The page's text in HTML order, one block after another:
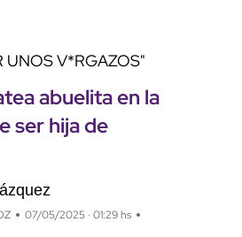
UNOS V*RGAZOS"
abuelita en la
ser hija de
07/05/2025 · 01:29 hs